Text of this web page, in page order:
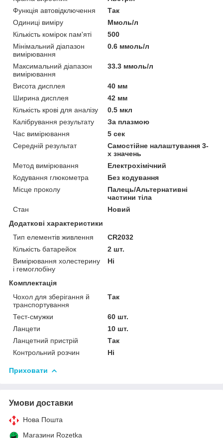
Функція автовідключення
Так
Одиниці виміру
Ммоль/л
Кількість комірок пам'яті
500
Мінімальний діапазон
вимірювання
0.6 ммоль/л
Максимальний діапазон
вимірювання
33.3 ммоль/л
Висота дисплея
40 мм
Ширина дисплея
42 мм
Кількість крові для аналізу
0.5 мкл
Калібрування результату
За плазмою
Час вимірювання
5 сек
Середній результат
Самостійне налаштування 3-
х значень
Метод вимірювання
Електрохімічний
Кодування глюкометра
Без кодування
Місце проколу
Палець/Альтернативні
частини тіла
Стан
Новий
Додаткові характеристики
Тип елементів живлення
CR2032
Кількість батарейок
2 шт.
Вимірювання холестерину
і гемоглобіну
Ні
Комплектація
Чохол для зберігання й
транспортування
Так
Тест-смужки
60 шт.
Ланцети
10 шт.
Ланцетний пристрій
Так
Контрольний розчин
Ні
Приховати
Умови доставки
Нова Пошта
Магазини Rozetka